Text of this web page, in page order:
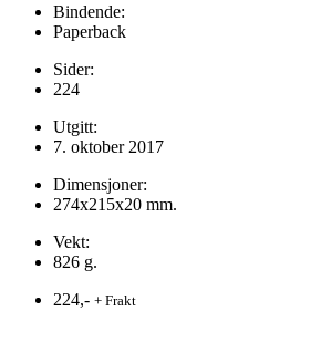
Bindende:
Paperback
Sider:
224
Utgitt:
7. oktober 2017
Dimensjoner:
274x215x20 mm.
Vekt:
826 g.
224,- + Frakt